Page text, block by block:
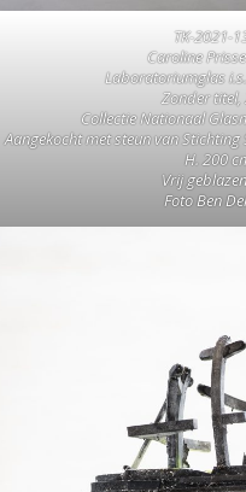
TK-2021-
Caroline
Laboratoriumglas
Zonder titel,
Collectie Nationaal
Aangekocht met steun van
H. 200
Vrij
Foto Ben